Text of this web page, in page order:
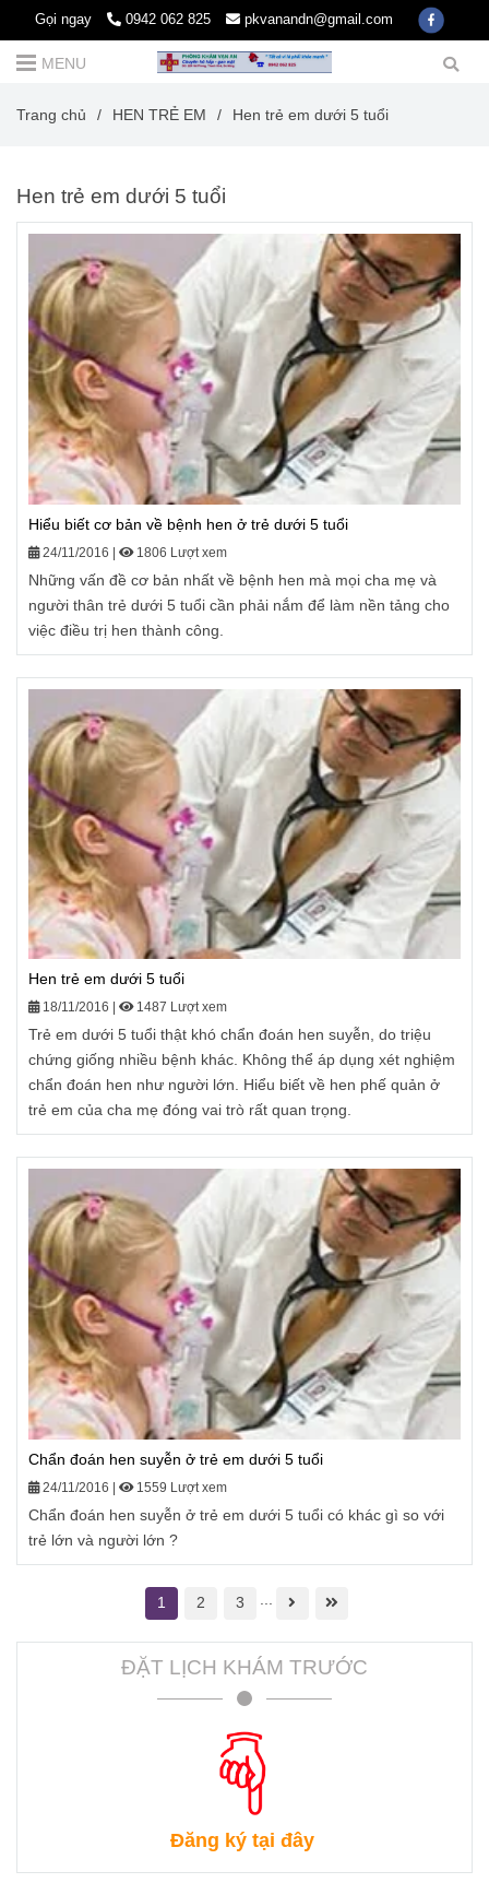
Gọi ngay 0942 062 825 pkvanandn@gmail.com
MENU
Trang chủ / HEN TRẺ EM / Hen trẻ em dưới 5 tuổi
Hen trẻ em dưới 5 tuổi
Hiểu biết cơ bản về bệnh hen ở trẻ dưới 5 tuổi
24/11/2016 | 1806 Lượt xem
Những vấn đề cơ bản nhất về bệnh hen mà mọi cha mẹ và
người thân trẻ dưới 5 tuổi cần phải nắm để làm nền tảng cho
việc điều trị hen thành công.
Hen trẻ em dưới 5 tuổi
18/11/2016 1487 Lượt xem
Trẻ em dưới 5 tuổi thật khó chẩn đoán hen suyễn, do triệu
chứng giống nhiều bệnh khác. Không thể áp dụng xét nghiệm
chẩn đoán hen như người lớn. Hiểu biết về hen phế quản ở
trẻ em của cha mẹ đóng vai trò rất quan trọng.
Chẩn đoán hen suyễn ở trẻ em dưới 5 tuổi
24/11/2016 | 1559 Lượt xem
Chẩn đoán hen suyễn ở trẻ em dưới 5 tuổi có khác gì so với
trẻ lớn và người lớn ?
1 2 3
ĐẶT LỊCH KHÁM TRƯỚC
Đăng ký tại đây